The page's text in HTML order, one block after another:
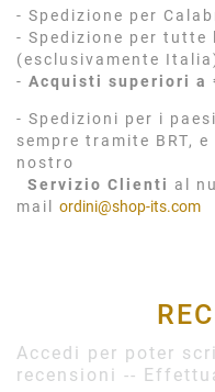
- Spedizione per
- Spedizione per
(esclusivamente
- Acquisti superiori a
- Spedizioni per i
sempre tramite BRT,
nostro
Servizio Clienti al
mail ordini@shop-its.com
Accedi per poter
recensioni --